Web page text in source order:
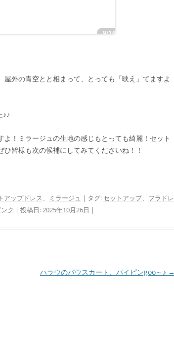
外の青空とと相まって、とっても「映え」てますよ
♪♪
！ミラージュの生地の感じもとっても綺麗！セット
皆様も次の候補にしてみてくださいね！！
アップドレス、 ミラージュ | タグ: セットアップ、 フラドレ
ク | 投稿日:2025年10月26日 |
ハラウのパウスカート、パイピンgoo～♪ →